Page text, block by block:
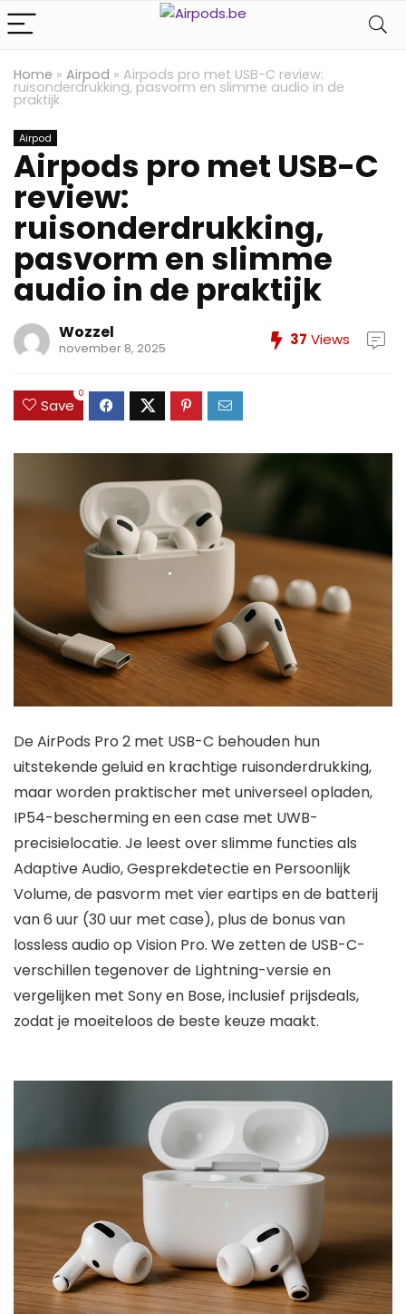
Home » Airpod » Airpods pro met USB-C review:
ruisonderdrukking, pasvorm en slimme audio in de
praktijk
Airpod
Airpods pro met USB-C
review:
ruisonderdrukking,
pasvorm en slimme
audio in de praktijk
Wozzel
november 8, 2025 37 Views
Save
0
De AirPods Pro 2 met USB-C behouden hun
uitstekende geluid en krachtige ruisonderdrukking,
maar worden praktischer met universeel opladen,
IP54-bescherming en een case met UWB-
precisielocatie. Je leest over slimme functies als
Adaptive Audio, Gesprekdetectie en Persoonlijk
Volume, de pasvorm met vier eartips en de batterij
van 6 uur (30 uur met case), plus de bonus van
lossless audio op Vision Pro. We zetten de USB-C-
verschillen tegenover de Lightning-versie en
vergelijken met Sony en Bose, inclusief prijsdeals,
zodat je moeiteloos de beste keuze maakt.